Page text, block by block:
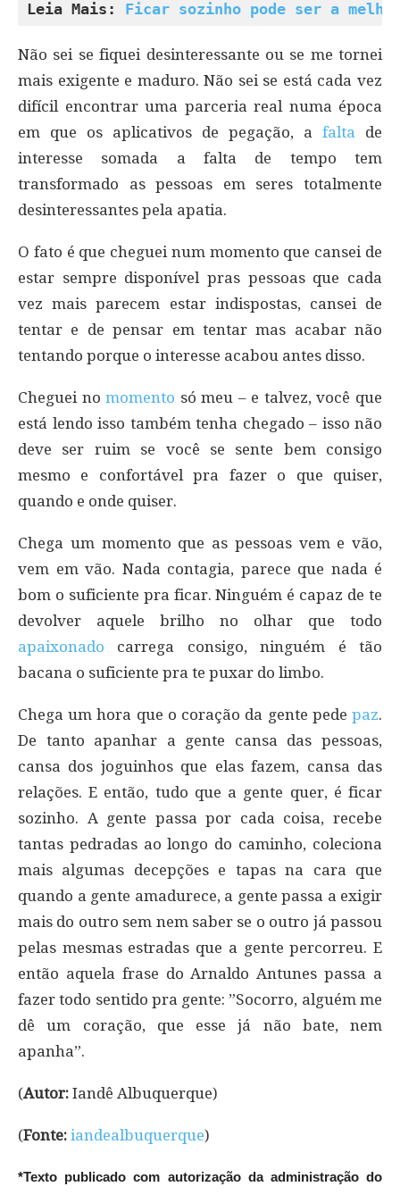
Leia Mais: Ficar sozinho pode ser a
Não sei se fiquei desinteressante ou se me tornei
mais exigente e maduro. Não sei se está cada vez
difícil encontrar uma parceria real numa época
em que os aplicativos de pegação, a falta de
interesse somada a falta de tempo tem
transformado as pessoas em seres totalmente
desinteressantes pela apatia.
O fato é que cheguei num momento que cansei de
estar sempre disponível pras pessoas que cada
vez mais parecem estar indispostas, cansei de
tentar e de pensar em tentar mas acabar não
tentando porque o interesse acabou antes disso.
Cheguei nomomento só meu – e talvez, você que
está lendo isso também tenha chegado – isso não
deve ser ruim se você se sente bem consigo
mesmo e confortável pra fazer o que quiser,
quando e onde quiser.
Chega um momento que as pessoas vem e vão,
vem em vão. Nada contagia, parece que nada é
bom o suficiente pra ficar. Ninguém é capaz de te
devolver aquele brilho no olhar que todo
apaixonado carrega consigo, ninguém é tão
bacana o suficiente pra te puxar do limbo.
Chega um hora que o coração da gente pede paz.
De tanto apanhar a gente cansa das pessoas,
cansa dos joguinhos que elas fazem, cansa das
relações. E então, tudo que a gente quer, é ficar
sozinho. A gente passa por cada coisa, recebe
tantas pedradas ao longo do caminho, coleciona
mais algumas decepções e tapas na cara que
quando a gente amadurece, a gente passa a exigir
mais do outro sem nem saber se o outro já passou
pelas mesmas estradas que a gente percorreu. E
então aquela frase do Arnaldo Antunes passa a
fazer todo sentido pra gente: ”Socorro, alguém me
dê um coração, que esse já não bate, nem
apanha”.
(Autor: Iandê Albuquerque)
(Fonte: iandealbuquerque)
*Texto publicado com autorização da administração do